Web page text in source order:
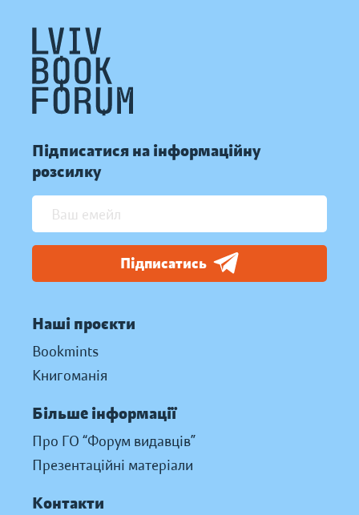
Підписатися на інформаційну
розсилку
Підписатись
Наші проєкти
Bookmints
Книгоманія
Більше інформації
Про ГО “Форум видавців”
Презентаційні матеріали
Контакти